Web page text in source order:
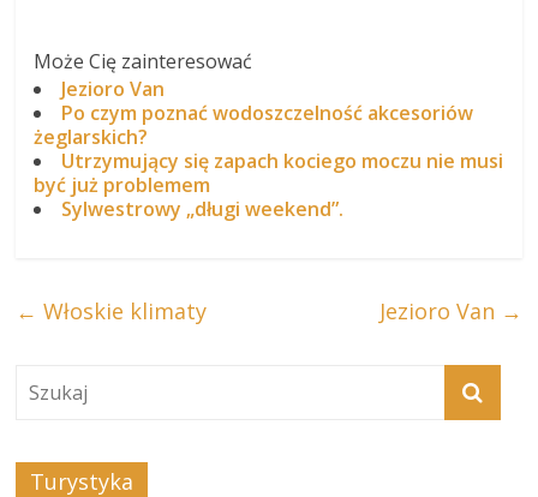
Może Cię zainteresować
Jezioro Van
Po czym poznać wodoszczelność akcesoriów
żeglarskich?
Utrzymujący się zapach kociego moczu nie musi
być już problemem
Sylwestrowy „długi weekend”.
← Włoskie klimaty Jezioro Van →
Turystyka